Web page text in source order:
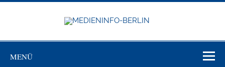
Zum
MENÜ